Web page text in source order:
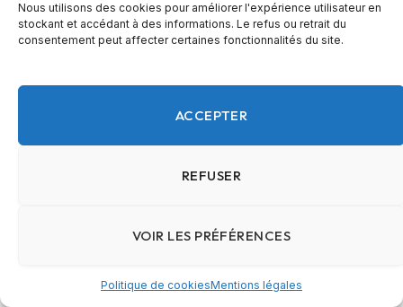
Nous utilisons des cookies pour améliorer l'expérience utilisateur en
stockant et accédant à des informations. Le refus ou retrait du
consentement peut affecter certaines fonctionnalités du site.
ACCEPTER
REFUSER
VOIR LES PRÉFÉRENCES
Politique de cookiesMentions légales
des revenus issus… des ventes de la formation elle-
même.